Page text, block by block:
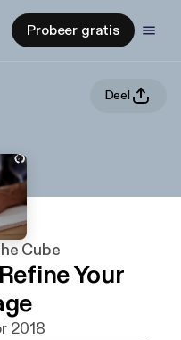
Probeer gratis
Deel
Cube
Your
2018